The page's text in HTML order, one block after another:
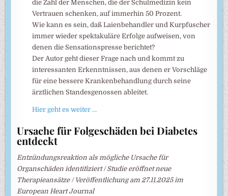
die Zahl der Menschen, die der Schulmedizin kein
Vertrauen schenken, auf immerhin 50 Prozent.
Wie kann es sein, daß Laienbehandler und Kurpfuscher
immer wieder spektakuläre Erfolge aufweisen, von
denen die Sensationspresse berichtet?
Der Autor geht dieser Frage nach und kommt zu
interessanten Erkenntnissen, aus denen er Vorschläge
für eine bessere Krankenbehandlung durch seine
ärztlichen Standesgenossen ableitet.
Hier geht es weiter …
Ursache für Folgeschäden bei Diabetes
entdeckt
Entzündungsreaktion als mögliche Ursache für
Organschäden identifiziert / Studie eröffnet neue
Therapieansätze / Veröffentlichung am 27.11.2025 im
European Heart Journal